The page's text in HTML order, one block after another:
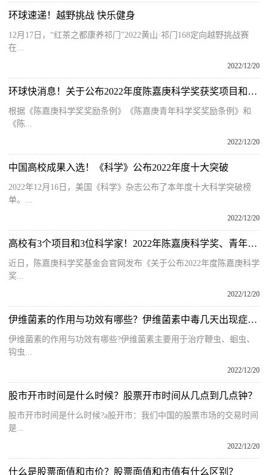
环球速递！越野挑战 快乐健身
12月17日，“红茶之都康养祁门”2022黄山·祁门168定向越野挑战赛
在...
2022/12/20
环球快消息！关于公布2022年度陈嘉庚科学奖获奖项目和陈嘉庚青年科学奖获奖人名单的公告
根据《陈嘉庚科学奖奖励条例》《陈嘉庚青年科学奖奖励条例》和
《陈...
2022/12/20
中国高校成果入选！《科学》公布2022年度十大突破
2022年12月16日，美国《科学》杂志公布了本年度十大科学突破榜
单。...
2022/12/20
高校有3个项目和3位科学家！2022年陈嘉庚科学奖、青年科学奖获奖名单公布
近日，陈嘉庚科学奖基金会官网发布《关于公布2022年度陈嘉庚科学
奖...
2022/12/20
伊维菌素的作用与功效有哪些？伊维菌素中毒几天出现症状？
伊维菌素的作用与功效有哪些?伊维菌素主要用于治疗鞭虫、蛔虫、
钩虫...
2022/12/20
股市开市时间是什么时候？股票开市时间从几点到几点钟？
股市开市时间是什么时候?a股开市：我们中国的股票市场的交易时间
是...
2022/12/20
什么是股票面值和市价？股票面值和市值有什么区别？